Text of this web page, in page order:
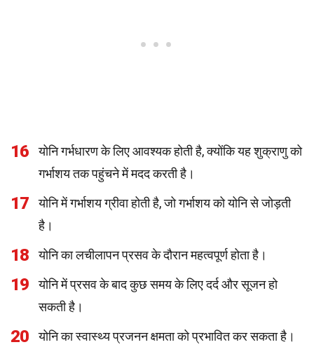
16
योनि गर्भधारण के लिए आवश्यक होती है, क्योंकि यह शुक्राणु को
गर्भाशय तक पहुंचने में मदद करती है।
17
योनि में गर्भाशय ग्रीवा होती है, जो गर्भाशय को योनि से जोड़ती
है।
18 योनि का लचीलापन प्रसव के दौरान महत्वपूर्ण होता है।
19
योनि में प्रसव के बाद कुछ समय के लिए दर्द और सूजन हो
सकती है।
20 योनि का स्वास्थ्य प्रजनन क्षमता को प्रभावित कर सकता है।